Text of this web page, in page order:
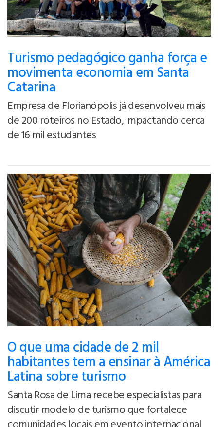
Turismo pedagógico ganha força e
movimenta economia em Santa
Catarina
Empresa de Florianópolis já desenvolveu mais
de 200 roteiros no Estado, impactando cerca
de 16 mil estudantes
O que uma cidade de 2 mil
habitantes tem a ensinar à América
Latina sobre turismo
Santa Rosa de Lima recebe especialistas para
discutir modelo de turismo que fortalece